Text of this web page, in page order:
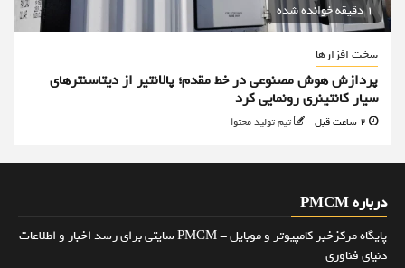
1 دقیقه خوانده شده
سخت افزارها
پردازش هوش مصنوعی در خط مقدم؛ پالانتیر از دیتاسنترهای
سیار کانتینری رونمایی کرد
تیم تولید محتوا
درباره PMCM
پایگاه مرکزخبر کامپیوتر و موبایل - PMCM سایتی برای رسد اخبار و اطلاعات
دنیای فناوری